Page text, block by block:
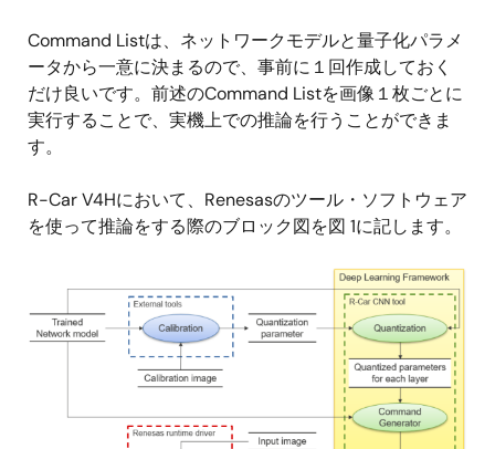
Command Listは、ネットワークモデルと量子化パラメ
ータから一意に決まるので、事前に１回作成しておく
だけ良いです。前述のCommand Listを画像１枚ごとに
実行することで、実機上での推論を行うことができま
す。
R-Car V4Hにおいて、Renesasのツール・ソフトウェア
を使って推論をする際のブロック図を図 1に記します。